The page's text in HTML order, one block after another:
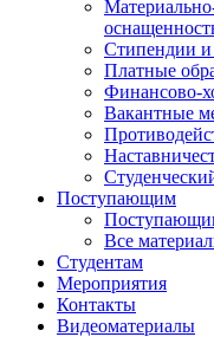
Стипендии
Платные
Финансово-
Вакантные
Поступающим
Все
Студентам
Мероприятия
Контакты
Видеоматериалы